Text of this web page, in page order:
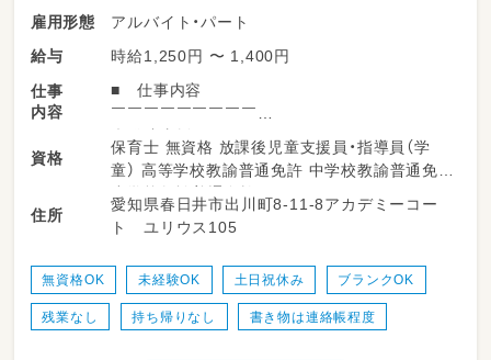
雇用形態
アルバイト・パート
給与
時給1,250円 〜 1,400円
仕事
内容
■ 仕事内容
￣￣￣￣￣￣￣￣￣
◇発達支援のサポート
◇療育活動の補助
◇子どもの見守り
◇送迎業務 など
（軽自動車、アクア、ポルテなど）
資格
保育士 無資格 放課後児童支援員・指導員（学
童） 高等学校教諭普通免許 中学校教諭普通免許
小学校教諭普通免許
住所
愛知県春日井市出川町8-11-8アカデミーコー
ト ユリウス105
無資格OK 未経験OK 土日祝休み ブランクOK
残業なし 持ち帰りなし 書き物は連絡帳程度